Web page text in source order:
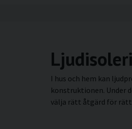
I hus och hem kan
konstruktionen. Under
välja rätt åtgärd för rätt